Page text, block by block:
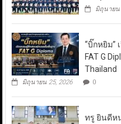
มิถุนายน
“บิ๊กหยิม
FAT G
Thailand
มิถุนายน 25, 2026 0
ทรู ยินดีห